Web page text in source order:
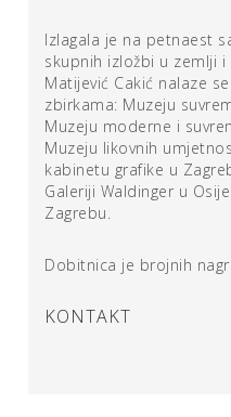
nedostaci.
Umjetnički rad Ines
proživljenim osobnim
temeljainspirirana
umjetnica zatekla:
kuće u kojoj živi
istovremeno s
virusom i jakim
zapisi materijaliziraju
Izlagala je na petnaest
skupnih izložbi u zemlji i
Matijević Cakić nalaze
zbirkama: Muzeju
Muzeju moderne i
Muzeju likovnih
kabinetu grafike u
Galeriji Waldinger u
Zagrebu.
Dobitnica je brojnih
KONTAKT